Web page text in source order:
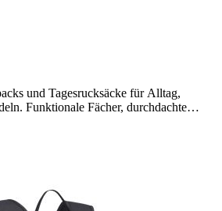
und Tagesrucksäcke für Alltag,
Funktionale Fächer, durchdachte
und alles, was unterwegs wichtig